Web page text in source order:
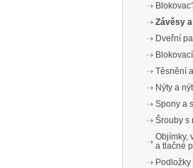
Závěsy
Dveřní
Těsnění
Nýty a
Spony a
Šrouby s
Objímky,
a tlačné
Podložky